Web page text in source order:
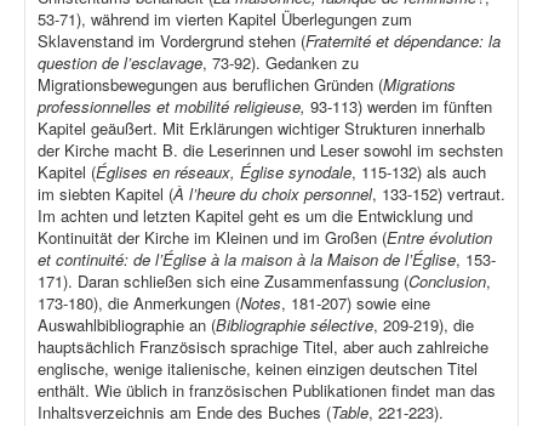
53-71), während im vierten Kapitel Überlegungen zum
Sklavenstand im Vordergrund stehen (Fraternité et dépendance: la
question de l’esclavage, 73-92). Gedanken zu
Migrationsbewegungen aus beruflichen Gründen (Migrations
professionnelles et mobilité religieuse, 93-113) werden im fünften
Kapitel geäußert. Mit Erklärungen wichtiger Strukturen innerhalb
der Kirche macht B. die Leserinnen und Leser sowohl im sechsten
Kapitel (Églises en réseaux, Église synodale, 115-132) als auch
im siebten Kapitel (À l’heure du choix personnel, 133-152) vertraut.
Im achten und letzten Kapitel geht es um die Entwicklung und
Kontinuität der Kirche im Kleinen und im Großen (Entre évolution
et continuité: de l’Église à la maison à la Maison de l’Église, 153-
171). Daran schließen sich eine Zusammenfassung (Conclusion,
173-180), die Anmerkungen (Notes, 181-207) sowie eine
Auswahlbibliographie an (Bibliographie sélective, 209-219), die
hauptsächlich Französisch sprachige Titel, aber auch zahlreiche
englische, wenige italienische, keinen einzigen deutschen Titel
enthält. Wie üblich in französischen Publikationen findet man das
Inhaltsverzeichnis am Ende des Buches (Table, 221-223).